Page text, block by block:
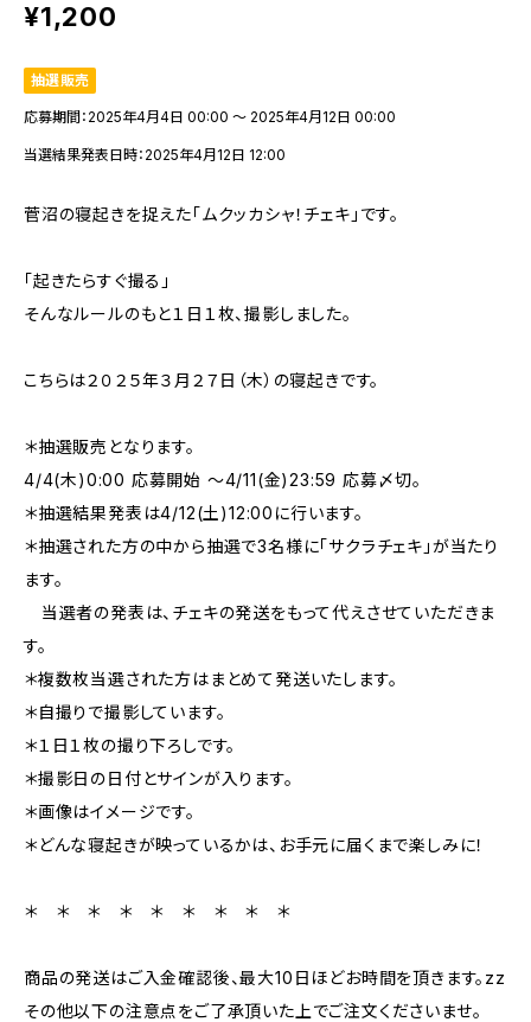
¥1,200
抽選販売
応募期間：2025年4月4日 00:00 〜 2025年4月12日 00:00
当選結果発表日時：2025年4月12日 12:00
菅沼の寝起きを捉えた「ムクッカシャ！チェキ」です。
「起きたらすぐ撮る」
そんなルールのもと１日１枚、撮影しました。
こちらは２０２５年３月２７日（木）の寝起きです。
＊抽選販売となります。
4/4(木)0:00 応募開始 〜4/11(金)23:59 応募〆切。
＊抽選結果発表は4/12(土)12:00に行います。
＊抽選された方の中から抽選で3名様に「サクラチェキ」が当たり
ます。
当選者の発表は、チェキの発送をもって代えさせていただきま
す。
＊複数枚当選された方はまとめて発送いたします。
＊自撮りで撮影しています。
＊１日１枚の撮り下ろしです。
＊撮影日の日付とサインが入ります。
＊画像はイメージです。
＊どんな寝起きが映っているかは、お手元に届くまで楽しみに！
＊ ＊ ＊ ＊ ＊ ＊ ＊ ＊ ＊
商品の発送はご入金確認後、最大10日ほどお時間を頂きます。zz
その他以下の注意点をご了承頂いた上でご注文くださいませ。